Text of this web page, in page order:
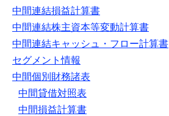
中間連結損益計算書
中間連結株主資本等変動計算書
中間連結キャッシュ・フロー計算書
セグメント情報
中間個別財務諸表
中間貸借対照表
中間損益計算書